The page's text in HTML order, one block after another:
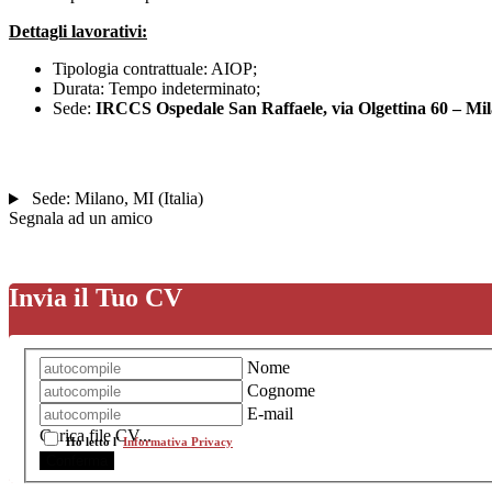
Dettagli lavorativi:
Tipologia contrattuale: AIOP;
Durata: Tempo indeterminato;
Sede: IRCCS Ospedale San Raffaele, via Olgettina 60 –
Sede: Milano, MI(Italia)
Segnala ad un amico
Invia il Tuo CV
Nome
Cognome
E-mail
Carica file CV...
Ho letto l'Informativa Privacy